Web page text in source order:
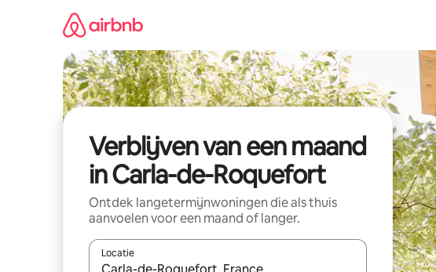
Verblijven van een maand
in Carla-de-Roquefort
Ontdek langetermijnwoningen die als thuis
aanvoelen voor een maand of langer.
Locatie
Wanneer er resultaten beschikbaar zijn, maak je een keuze met